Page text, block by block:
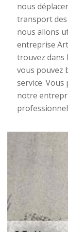
nous
transport
nous allons
entreprise
trouvez dans
vous pouvez
service. Vous
notre